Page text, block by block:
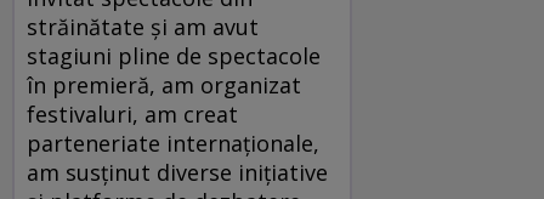
străinătate şi am avut
stagiuni pline de spectacole
în premieră, am organizat
festivaluri, am creat
parteneriate internaţionale,
am susţinut diverse iniţiative